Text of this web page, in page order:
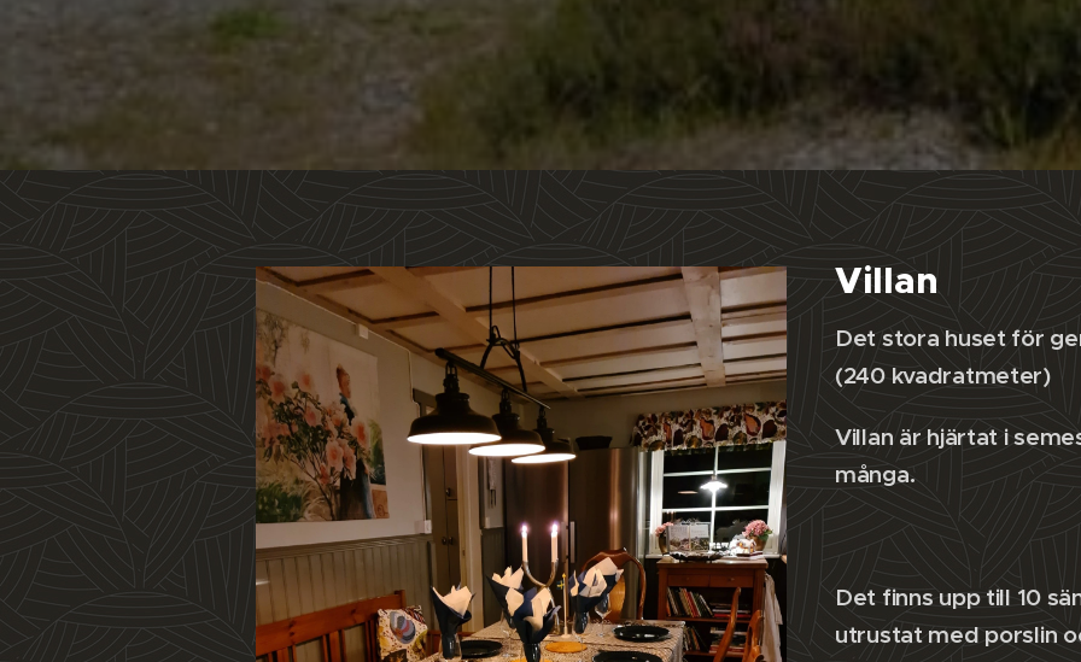
Villan
Det stora huset för
(240 kvadratmeter)
Villan är hjärtat i
många.
Det finns upp till 10
utrustat med porslin